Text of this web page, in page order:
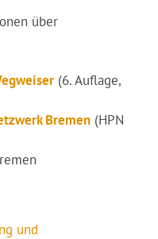
über
(6. Auflage,
Bremen(HPN
und